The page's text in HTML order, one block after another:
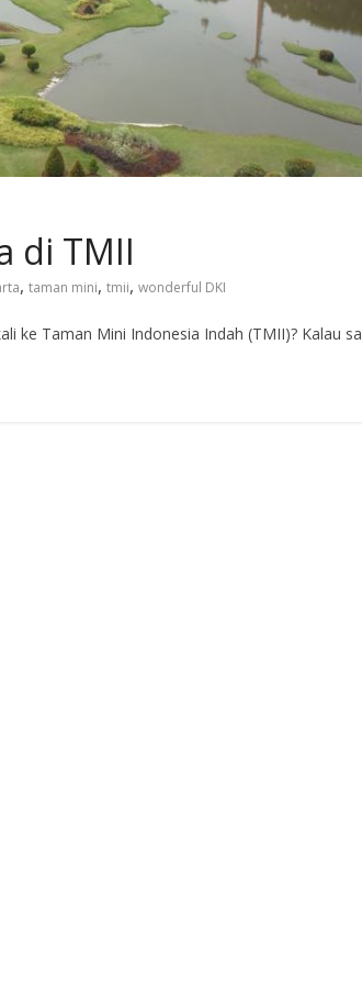
di TMII
, taman mini, tmii, wonderful DKI
ke Taman Mini Indonesia Indah (TMII)? Kalau